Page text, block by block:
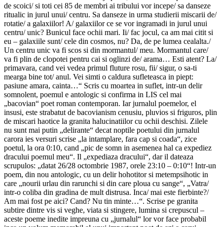
de scoici/ si toti cei 85 de membri ai tribului vor incepe/ sa danseze
ritualic in jurul unui/ centru. Sa danseze in urma studierii miscarii de/
rotatie/ a galaxiilor! A/ galaxiilor ce se vor ingramadi in jurul unui
centru/ unic? Bunicul face ochii mari. Ii/ fac jocul, ca am mai citit si
eu – galaxiile sunt/ cele din cosmos, nu? Da, de pe lumea cealalta./
Un centru unic va fi scos si din mormantul/ meu. Mormantul care/
va fi plin de clopotei pentru cai si oglinzi de/ arama… Esti atent? La/
primavara, cand vei vedea primul fluture rosu, fii/ sigur, o sa-ti
mearga bine tot/ anul. Vei simti o caldura sufleteasca in piept:
pasiune amara, cainta…“ Scris cu moartea in suflet, intr-un delir
somnolent, poemul e antologic si confirma in LIS cel mai
„bacovian“ poet roman contemporan. Iar jurnalul poemelor, el
insusi, este strabatut de bacovianism cenusiu, pluvios si friguros, plin
de miscari haotice la granita halucinatiilor cu ochii deschisi. Zilele
nu sunt mai putin „delirante“ decat noptile poetului din jurnalul
carora ies versuri scrise „la intamplare, fara cap si coada“, zice
poetul, la ora 0:10, cand „pic de somn in asemenea hal ca expediez
dracului poemul meu“. Il „expediaza dracului“, dar il dateaza
scrupulos: „datat 26/28 octombrie 1987, orele 23:10 – 0:10“! Intr-un
poem, din nou antologic, cu un delir hohotitor si metempsihotic in
care „nourii urlau din rarunchi si din care ploua cu sange“, „Vatra/
intr-o coliba din gradina de mult distrusa. Inca/ mai este fierbinte?/
Am mai fost pe aici? Cand? Nu tin minte…“. Scrise pe granita
subtire dintre vis si veghe, viata si stingere, lumina si crepuscul –
aceste poeme inedite impreuna cu „jurnalul“ lor vor face probabil